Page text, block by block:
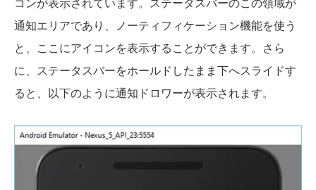
通知エリアであり、ノーティフィケーション機能を使う
と、ここにアイコンを表示することができます。さら
に、ステータスバーをホールドしたまま下へスライドす
ると、以下のように通知ドロワーが表示されます。